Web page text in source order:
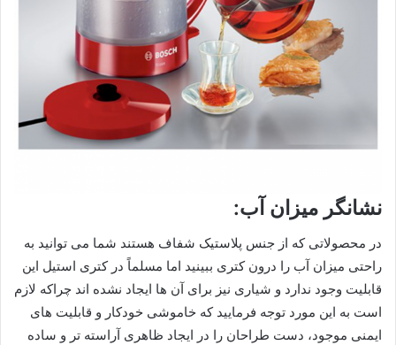
نشانگر میزان آب:
در محصولاتی که از جنس پلاستیک شفاف هستند شما می توانید به
راحتی میزان آب را درون کتری ببینید اما مسلماً در کتری استیل این
قابلیت وجود ندارد و شیاری نیز برای آن ها ایجاد نشده اند چراکه لازم
است به این مورد توجه فرمایید که خاموشی خودکار و قابلیت های
ایمنی موجود، دست طراحان را در ایجاد ظاهری آراسته تر و ساده